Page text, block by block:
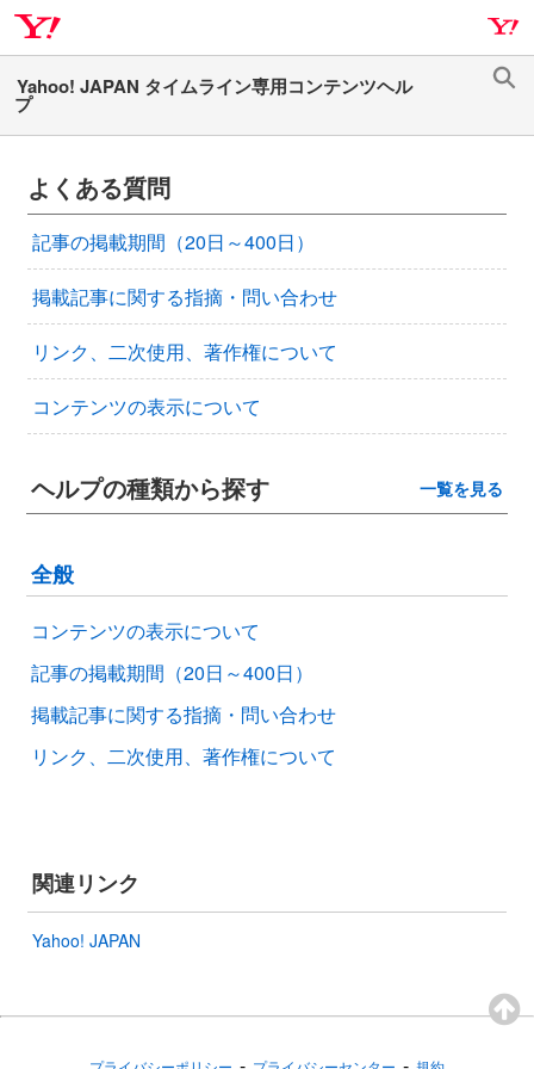
ナ
ビ
ゲ
ー
シ
ン
ス
メ
イ
ン
コ
ン
ン
へ
索
よくある質問
記事の掲載期間（20日～400日）
掲載記事に関する指摘・問い合わせ
リンク、二次使用、著作権について
コンテンツの表示について
ヘルプの種類から探す 一覧を見る
全般
コンテンツの表示について
記事の掲載期間（20日～400日）
掲載記事に関する指摘・問い合わせ
リンク、二次使用、著作権について
関連リンク
Yahoo! JAPAN